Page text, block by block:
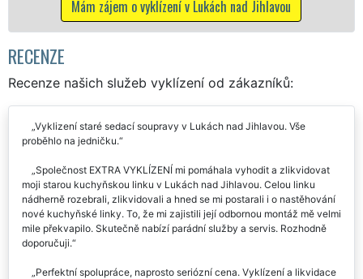
zájem o vyklízení v Lukách nad Jihlavou
RECENZE
Recenze našich služeb vyklízení od zákazníků:
Vyklizení staré sedací soupravy v Lukách nad Jihlavou. Vše
proběhlo na jedničku.
Společnost EXTRA VYKLÍZENÍ mi pomáhala vyhodit a zlikvidovat
moji starou kuchyňskou linku v Lukách nad Jihlavou. Celou linku
nádherně rozebrali, zlikvidovali a hned se mi postarali i o nastěhování
nové kuchyňské linky. To, že mi zajistili její odbornou montáž mě velmi
mile překvapilo. Skutečně nabízí parádní služby a servis. Rozhodně
doporučuji.
Perfektní spolupráce, naprosto seriózní cena. Vyklízení a likvidace